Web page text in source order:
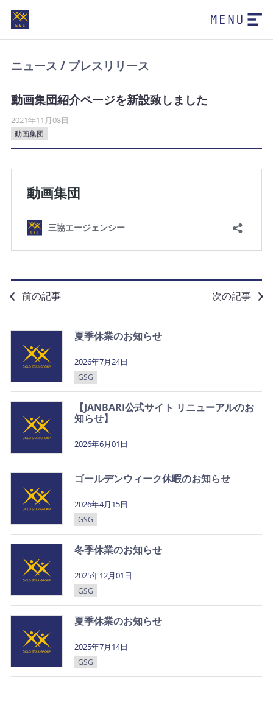
ニュース / プレスリリース
動画集団紹介ページを新設致しました
2021年11月08日
動画集団
前の記事 次の記事
夏季休業のお知らせ
2026年7月24日
GSG
【JANBARI公式サイト リニューアルのお
知らせ】
2026年6月01日
ゴールデンウィーク休暇のお知らせ
2026年4月15日
GSG
冬季休業のお知らせ
2025年12月01日
GSG
夏季休業のお知らせ
2025年7月14日
GSG